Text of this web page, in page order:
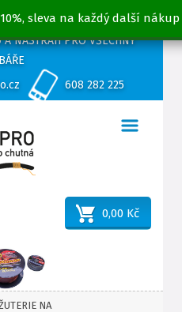
sleva na každý další nákup
NÁSTRAH PRO VŠECHNY
608 282 225
0,00 Kč
NA